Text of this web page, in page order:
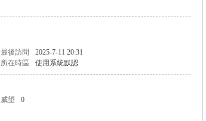
最後訪問
2025-7-11 20:31
所在時區 使用系統默認
威望
0